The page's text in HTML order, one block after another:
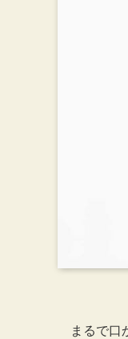
まるで口